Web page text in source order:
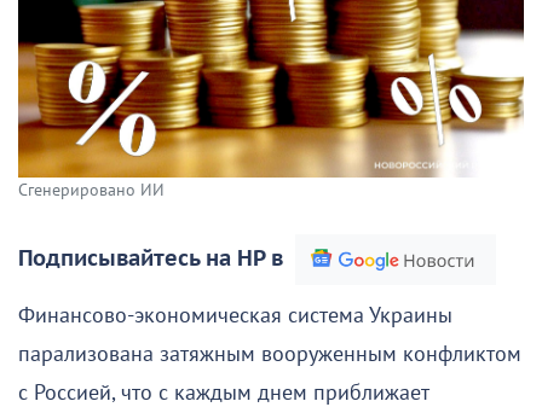
Сгенерировано ИИ
Подписывайтесь на НР в
Финансово-экономическая система Украины
парализована затяжным вооруженным конфликтом
с Россией, что с каждым днем приближает